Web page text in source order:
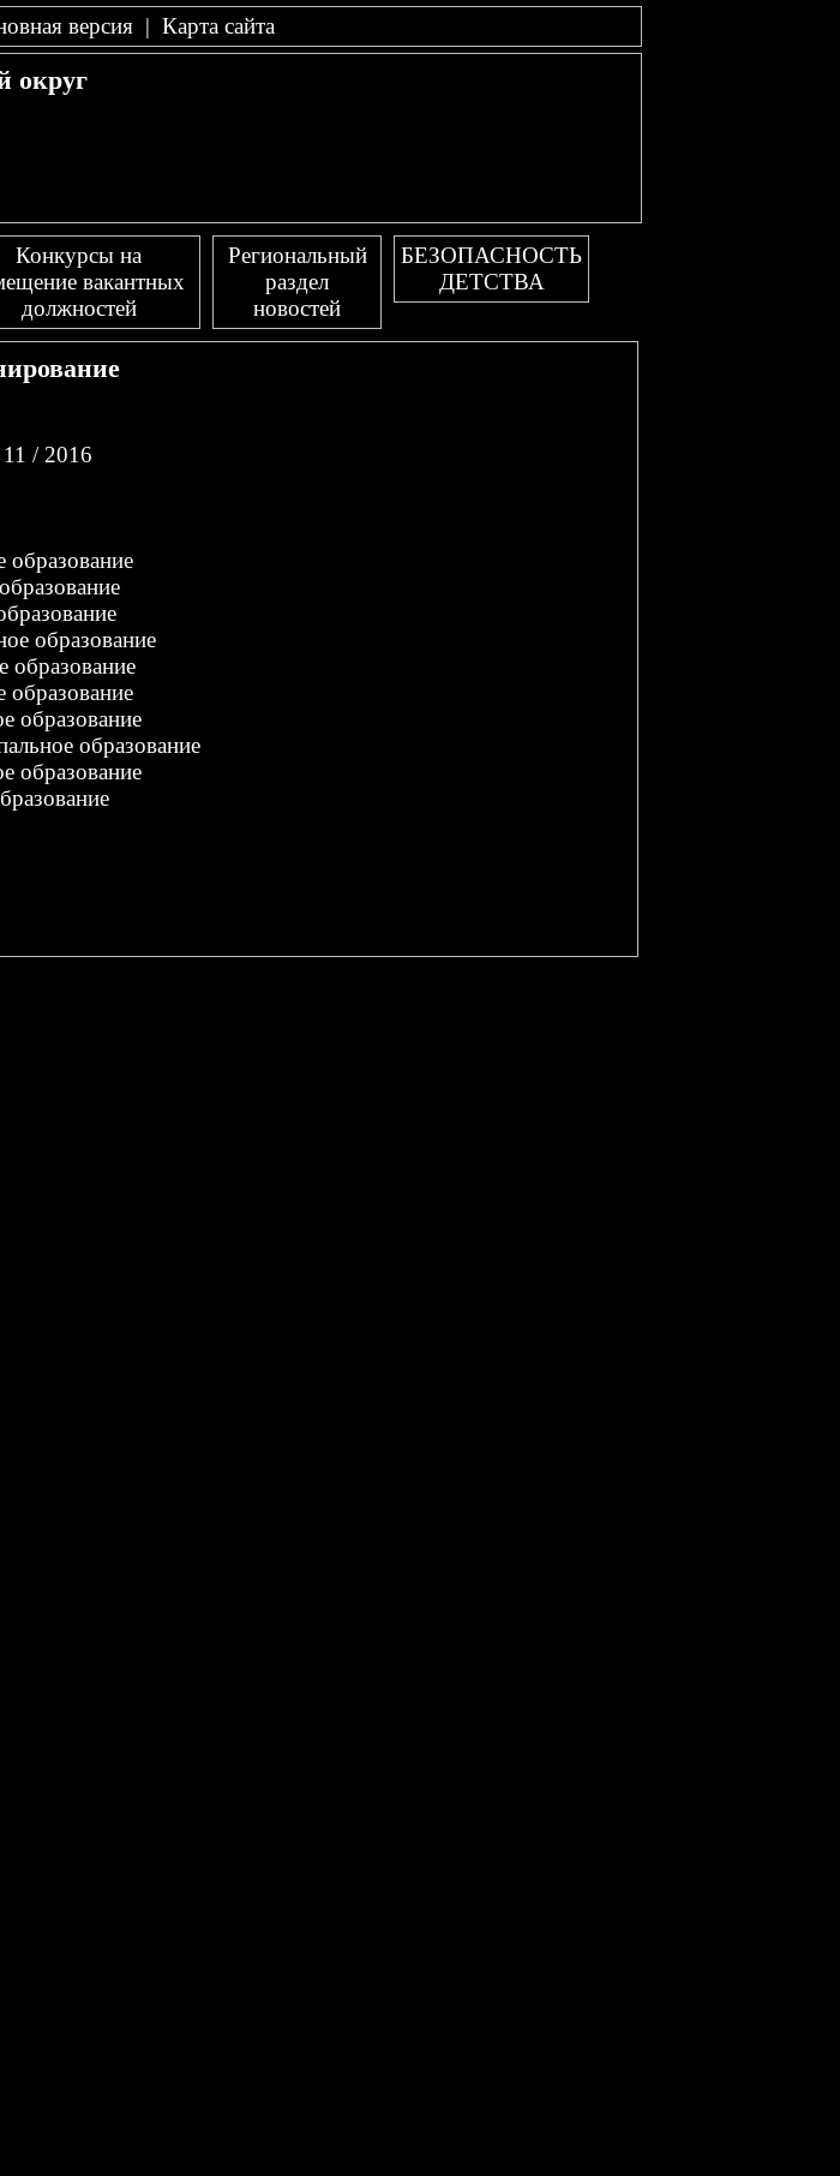
версия | Карта сайта
округ
Конкурсы на
вакантных
должностей
Региональный
раздел
новостей
БЕЗОПАСНОСТЬ
ДЕТСТВА
11 / 2016
образование
образование
образование
образование
образование
образование
образование